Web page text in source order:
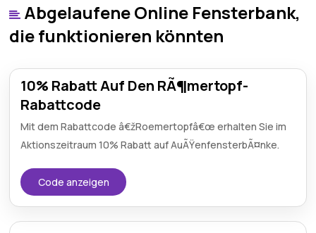
Abgelaufene Online Fensterbank,
die funktionieren könnten
10% Rabatt Auf Den RÃ¶mertopf-
Rabattcode
Mit dem Rabattcode â€žRoemertopfâ€œ erhalten Sie im
Aktionszeitraum 10% Rabatt auf AuÃŸenfensterbÃ¤nke.
Code anzeigen